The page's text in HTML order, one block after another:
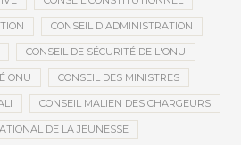
CONSEIL D'ADMINISTRATION
CONSEIL DE SÉCURITÉ DE L'ONU
ONU CONSEIL DES MINISTRES
CONSEIL MALIEN DES CHARGEURS
DE LA JEUNESSE